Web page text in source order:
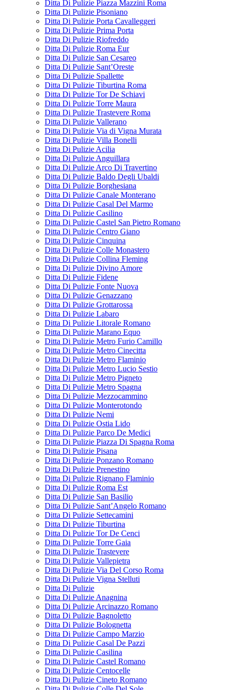
Ditta Di Pulizie Piazza Mazzini Roma
Ditta Di Pulizie Pisoniano
Ditta Di Pulizie Porta Cavalleggeri
Ditta Di Pulizie Prima Porta
Ditta Di Pulizie Riofreddo
Ditta Di Pulizie Roma Eur
Ditta Di Pulizie San Cesareo
Ditta Di Pulizie Sant’Oreste
Ditta Di Pulizie Spallette
Ditta Di Pulizie Tiburtina Roma
Ditta Di Pulizie Tor De Schiavi
Ditta Di Pulizie Torre Maura
Ditta Di Pulizie Trastevere Roma
Ditta Di Pulizie Vallerano
Ditta Di Pulizie Via di Vigna Murata
Ditta Di Pulizie Villa Bonelli
Ditta Di Pulizie Acilia
Ditta Di Pulizie Anguillara
Ditta Di Pulizie Arco Di Travertino
Ditta Di Pulizie Baldo Degli Ubaldi
Ditta Di Pulizie Borghesiana
Ditta Di Pulizie Canale Monterano
Ditta Di Pulizie Casal Del Marmo
Ditta Di Pulizie Casilino
Ditta Di Pulizie Castel San Pietro Romano
Ditta Di Pulizie Centro Giano
Ditta Di Pulizie Cinquina
Ditta Di Pulizie Colle Monastero
Ditta Di Pulizie Collina Fleming
Ditta Di Pulizie Divino Amore
Ditta Di Pulizie Fidene
Ditta Di Pulizie Fonte Nuova
Ditta Di Pulizie Genazzano
Ditta Di Pulizie Grottarossa
Ditta Di Pulizie Labaro
Ditta Di Pulizie Litorale Romano
Ditta Di Pulizie Marano Equo
Ditta Di Pulizie Metro Furio Camillo
Ditta Di Pulizie Metro Cinecitta
Ditta Di Pulizie Metro Flaminio
Ditta Di Pulizie Metro Lucio Sestio
Ditta Di Pulizie Metro Pigneto
Ditta Di Pulizie Metro Spagna
Ditta Di Pulizie Mezzocammino
Ditta Di Pulizie Monterotondo
Ditta Di Pulizie Nemi
Ditta Di Pulizie Ostia Lido
Ditta Di Pulizie Parco De Medici
Ditta Di Pulizie Piazza Di Spagna Roma
Ditta Di Pulizie Pisana
Ditta Di Pulizie Ponzano Romano
Ditta Di Pulizie Prenestino
Ditta Di Pulizie Rignano Flaminio
Ditta Di Pulizie Roma Est
Ditta Di Pulizie San Basilio
Ditta Di Pulizie Sant’Angelo Romano
Ditta Di Pulizie Settecamini
Ditta Di Pulizie Tiburtina
Ditta Di Pulizie Tor De Cenci
Ditta Di Pulizie Torre Gaia
Ditta Di Pulizie Trastevere
Ditta Di Pulizie Vallepietra
Ditta Di Pulizie Via Del Corso Roma
Ditta Di Pulizie Vigna Stelluti
Ditta Di Pulizie
Ditta Di Pulizie Anagnina
Ditta Di Pulizie Arcinazzo Romano
Ditta Di Pulizie Bagnoletto
Ditta Di Pulizie Bolognetta
Ditta Di Pulizie Campo Marzio
Ditta Di Pulizie Casal De Pazzi
Ditta Di Pulizie Casilina
Ditta Di Pulizie Castel Romano
Ditta Di Pulizie Centocelle
Ditta Di Pulizie Cineto Romano